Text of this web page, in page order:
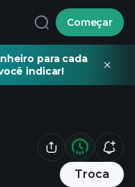
Começar
para cada
indicar!
Troca